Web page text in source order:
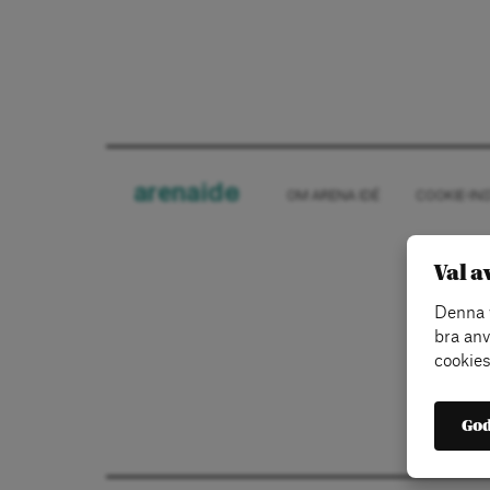
arenaide OM ARENA IDÉ COOKIE-
Val
Denna
bra